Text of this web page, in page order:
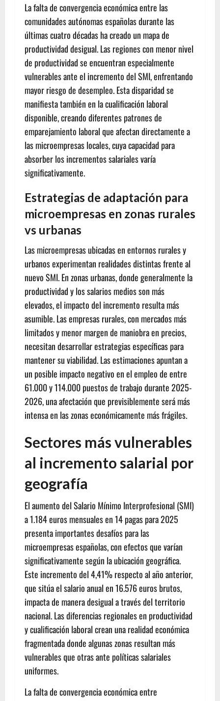
La falta de convergencia económica entre las
comunidades autónomas españolas durante las
últimas cuatro décadas ha creado un mapa de
productividad desigual. Las regiones con menor nivel
de productividad se encuentran especialmente
vulnerables ante el incremento del SMI, enfrentando
mayor riesgo de desempleo. Esta disparidad se
manifiesta también en la cualificación laboral
disponible, creando diferentes patrones de
emparejamiento laboral que afectan directamente a
las microempresas locales, cuya capacidad para
absorber los incrementos salariales varía
significativamente.
Estrategias de adaptación para
microempresas en zonas rurales
vs urbanas
Las microempresas ubicadas en entornos rurales y
urbanos experimentan realidades distintas frente al
nuevo SMI. En zonas urbanas, donde generalmente la
productividad y los salarios medios son más
elevados, el impacto del incremento resulta más
asumible. Las empresas rurales, con mercados más
limitados y menor margen de maniobra en precios,
necesitan desarrollar estrategias específicas para
mantener su viabilidad. Las estimaciones apuntan a
un posible impacto negativo en el empleo de entre
61.000 y 114.000 puestos de trabajo durante 2025-
2026, una afectación que previsiblemente será más
intensa en las zonas económicamente más frágiles.
Sectores más vulnerables
al incremento salarial por
geografía
El aumento del Salario Mínimo Interprofesional (SMI)
a 1.184 euros mensuales en 14 pagas para 2025
presenta importantes desafíos para las
microempresas españolas, con efectos que varían
significativamente según la ubicación geográfica.
Este incremento del 4,41% respecto al año anterior,
que sitúa el salario anual en 16.576 euros brutos,
impacta de manera desigual a través del territorio
nacional. Las diferencias regionales en productividad
y cualificación laboral crean una realidad económica
fragmentada donde algunas zonas resultan más
vulnerables que otras ante políticas salariales
uniformes.
La falta de convergencia económica entre